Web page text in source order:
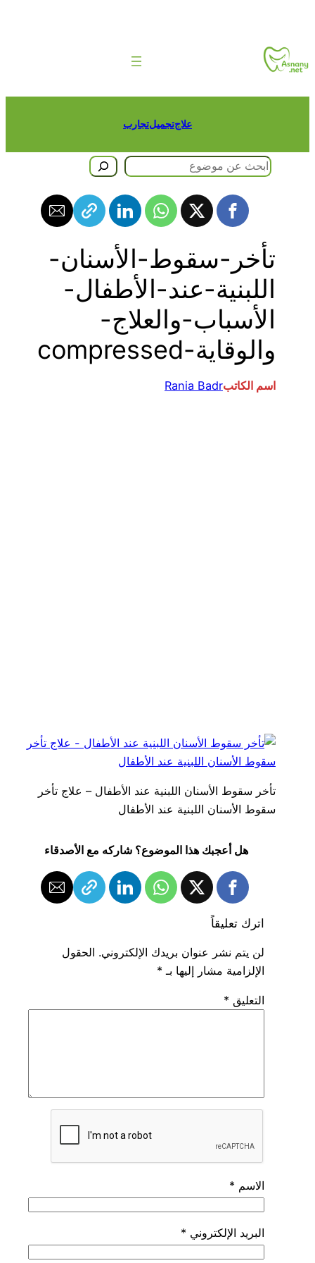
علاجتجميلتجارب
تأخر-سقوط-الأسنان-
اللبنية-عند-الأطفال-
الأسباب-والعلاج-
والوقاية-compressed
اسم الكاتبRania Badr
تأخر سقوط الأسنان اللبنية عند الأطفال – علاج تأخر
سقوط الأسنان اللبنية عند الأطفال
هل أعجبك هذا الموضوع؟ شاركه مع الأصدقاء
اترك تعليقاً
لن يتم نشر عنوان بريدك الإلكتروني. الحقول
الإلزامية مشار إليها بـ*
التعليق*
الاسم*
البريد الإلكتروني*